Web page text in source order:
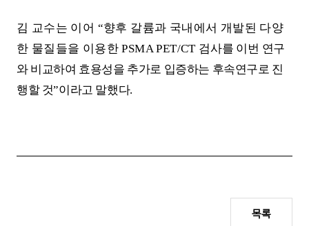
김 교수는 이어 “향후 갈륨과 국내에서 개발된 다양
한 물질들을 이용한PSMA PET/CT 검사를 이번 연구
와 비교하여 효용성을 추가로 입증하는 후속연구로 진
행할 것”이라고 말했다.
목록